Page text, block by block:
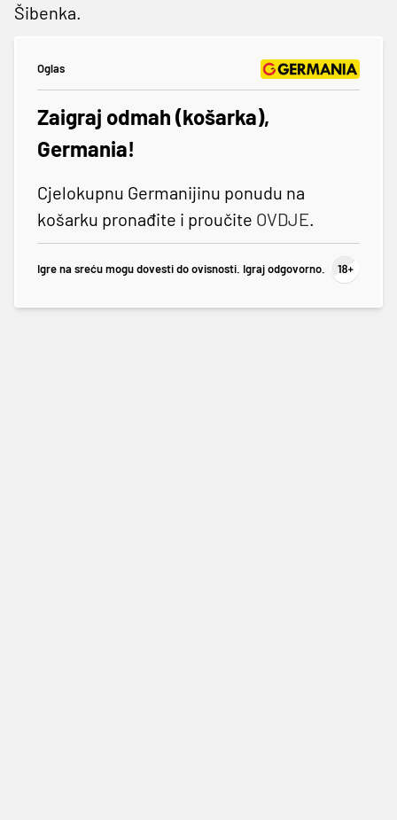
Šibenka.
Oglas
Zaigraj odmah (košarka),
Germania!
Cjelokupnu Germanijinu ponudu na
košarku pronađite i proučite OVDJE.
Igre na sreću mogu dovesti do ovisnosti. Igraj odgovorno.